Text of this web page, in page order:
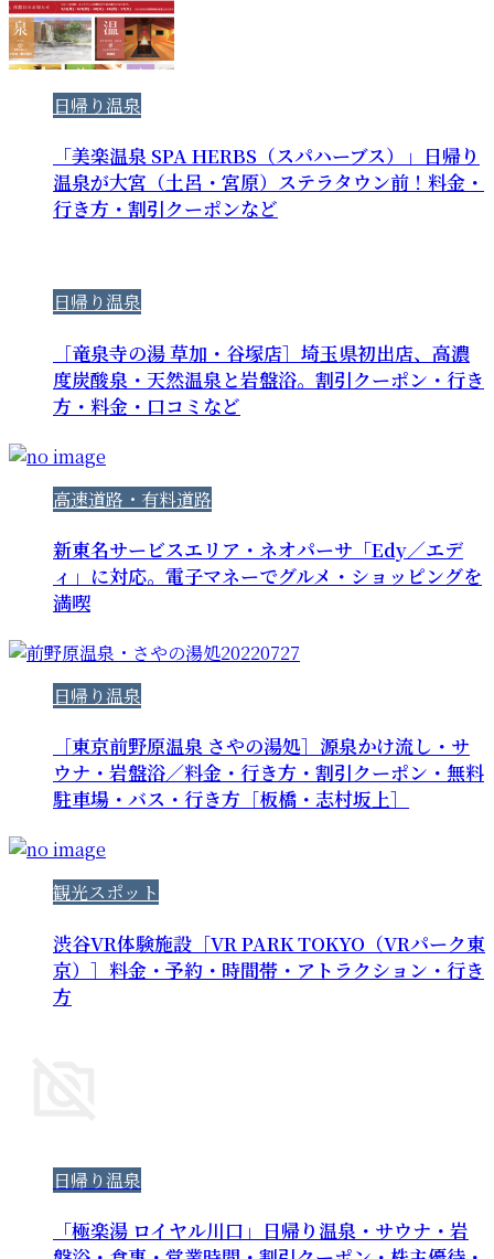
日帰り温泉
「美楽温泉 SPA HERBS（スパハーブス）」日帰り
温泉が大宮（土呂・宮原）ステラタウン前！料金・
行き方・割引クーポンなど
日帰り温泉
［竜泉寺の湯 草加・谷塚店］埼玉県初出店、高濃
度炭酸泉・天然温泉と岩盤浴。割引クーポン・行き
方・料金・口コミなど
高速道路・有料道路
新東名サービスエリア・ネオパーサ「Edy／エデ
ィ」に対応。電子マネーでグルメ・ショッピングを
満喫
日帰り温泉
［東京前野原温泉 さやの湯処］源泉かけ流し・サ
ウナ・岩盤浴／料金・行き方・割引クーポン・無料
駐車場・バス・行き方［板橋・志村坂上］
観光スポット
渋谷VR体験施設［VR PARK TOKYO（VRパーク東
京）］料金・予約・時間帯・アトラクション・行き
方
日帰り温泉
「極楽湯 ロイヤル川口」日帰り温泉・サウナ・岩